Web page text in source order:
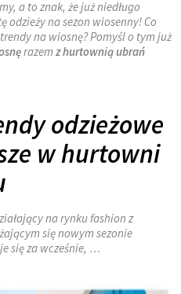
a to znak, że już niedługo
odzieży na sezon wiosenny! Co
na wiosnę? Pomyśl o tym już
razem z hurtownią ubrań
odzieżowe
w hurtowni
na rynku fashion z
się nowym sezonie
się za wcześnie, …